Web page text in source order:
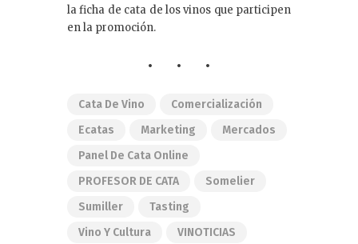
la ficha de cata de los vinos que participen
en la promoción.
Cata De Vino
Comercialización
Ecatas
Marketing
Mercados
Panel De Cata Online
PROFESOR DE CATA
Somelier
Sumiller
Tasting
Vino Y Cultura
VINOTICIAS